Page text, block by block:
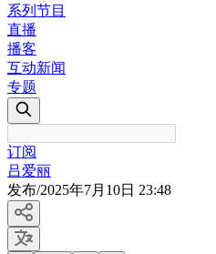
系列节目
直播
播客
互动新闻
专题
订阅
吕爱丽
发布/2025年7月10日 23:48